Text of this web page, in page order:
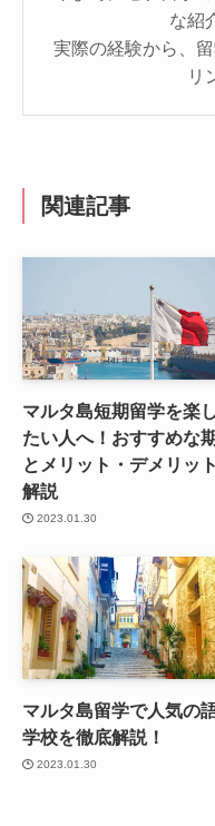
な紹
実際の経験から、
リ
関連記事
マルタ島短期留学を楽
たい人へ！おすすめな
とメリット・デメリッ
解説
2023.01.30
マルタ島留学で人気の
学校を徹底解説！
2023.01.30